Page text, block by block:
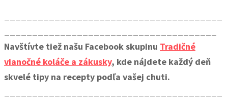
Navštívte tiež našu Facebook skupinu Tradičné
vianočné koláče a zákusky, kde nájdete každý deň
skvelé tipy na recepty podľa vašej chuti.